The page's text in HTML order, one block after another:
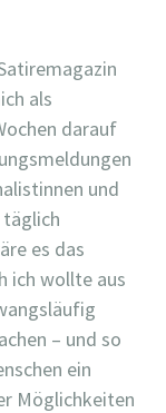
als
darauf
und
es das
ich wollte aus
– und so
ein
Möglichkeiten